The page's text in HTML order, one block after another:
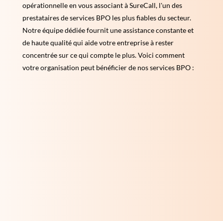
opérationnelle en vous associant à SureCall, l'un des
prestataires de services BPO les plus fiables du secteur.
Notre équipe dédiée fournit une assistance constante et
de haute qualité qui aide votre entreprise à rester
concentrée sur ce qui compte le plus. Voici comment
votre organisation peut bénéficier de nos services BPO :